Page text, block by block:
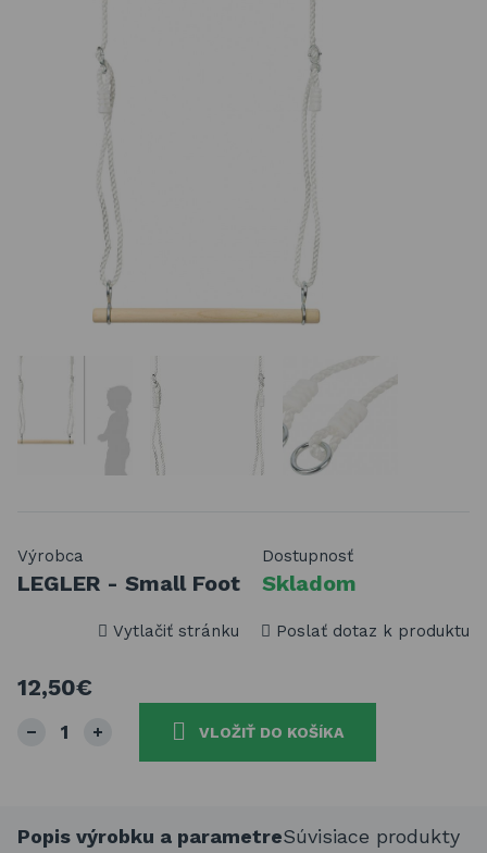
Výrobca
LEGLER - Small Foot
Dostupnosť
Skladom
Vytlačiť stránku Poslať dotaz k produktu
12,50€
VLOŽIŤ DO KOŠÍKA
Popis výrobku a parametreSúvisiace produkty